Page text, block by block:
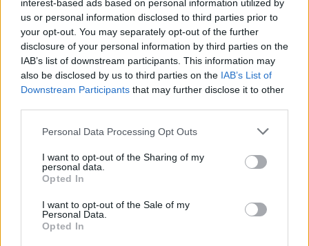
interest-based ads based on personal information utilized by
us or personal information disclosed to third parties prior to
your opt-out. You may separately opt-out of the further
disclosure of your personal information by third parties on the
IAB’s list of downstream participants. This information may
also be disclosed by us to third parties on the IAB’s List of
Downstream Participants that may further disclose it to other
Personal Data Processing Opt Outs
I want to opt-out of the Sharing of my
personal data.
Opted In
I want to opt-out of the Sale of my
Personal Data.
Opted In
2026. augusztus 05., szerda
Agresszió, tartozások és javítások
a székelyudvarhelyi szociális
tömbházakban